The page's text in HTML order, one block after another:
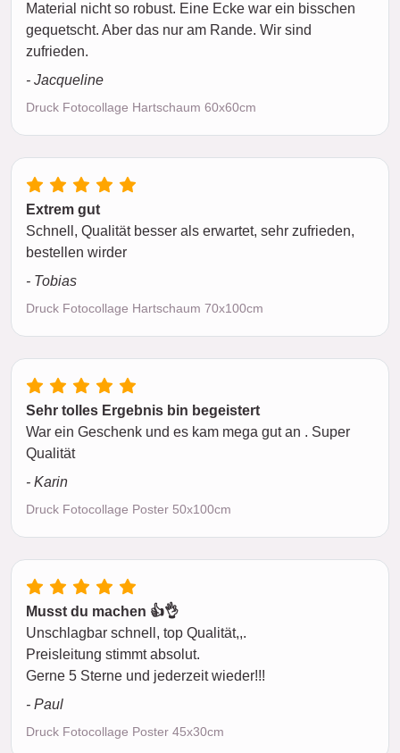
Material nicht so robust. Eine Ecke war ein bisschen
gequetscht. Aber das nur am Rande. Wir sind
zufrieden.
- Jacqueline
Druck Fotocollage Hartschaum 60x60cm
Extrem gut
Schnell, Qualität besser als erwartet, sehr zufrieden,
bestellen wirder
- Tobias
Druck Fotocollage Hartschaum 70x100cm
Sehr tolles Ergebnis bin begeistert
War ein Geschenk und es kam mega gut an . Super
Qualität
- Karin
Druck Fotocollage Poster 50x100cm
Musst du machen 👍👌
Unschlagbar schnell, top Qualität,,.
Preisleitung stimmt absolut.
Gerne 5 Sterne und jederzeit wieder!!!
- Paul
Druck Fotocollage Poster 45x30cm